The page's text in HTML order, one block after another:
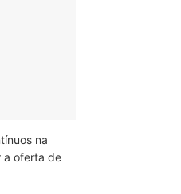
na
a oferta de